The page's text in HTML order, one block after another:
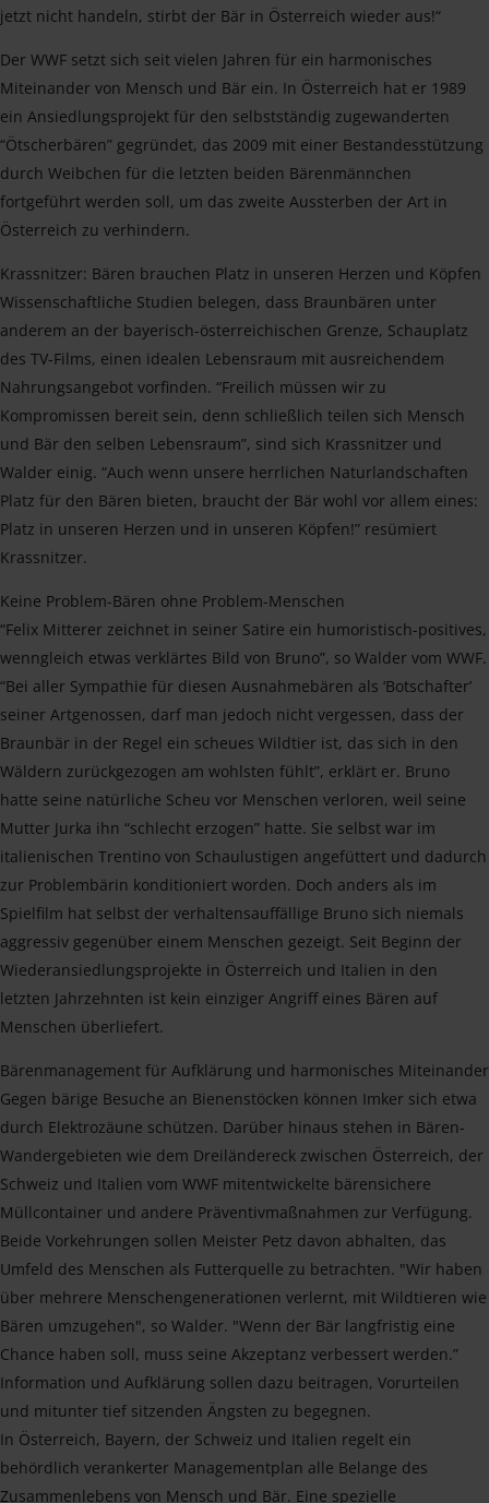
jetzt nicht handeln, stirbt der Bär in Österreich wieder aus!“
Der WWF setzt sich seit vielen Jahren für ein harmonisches
Miteinander von Mensch und Bär ein. In Österreich hat er 1989
ein Ansiedlungsprojekt für den selbstständig zugewanderten
“Ötscherbären” gegründet, das 2009 mit einer Bestandesstützung
durch Weibchen für die letzten beiden Bärenmännchen
fortgeführt werden soll, um das zweite Aussterben der Art in
Österreich zu verhindern.
Krassnitzer: Bären brauchen Platz in unseren Herzen und Köpfen
Wissenschaftliche Studien belegen, dass Braunbären unter
anderem an der bayerisch-österreichischen Grenze, Schauplatz
des TV-Films, einen idealen Lebensraum mit ausreichendem
Nahrungsangebot vorfinden. “Freilich müssen wir zu
Kompromissen bereit sein, denn schließlich teilen sich Mensch
und Bär den selben Lebensraum”, sind sich Krassnitzer und
Walder einig. “Auch wenn unsere herrlichen Naturlandschaften
Platz für den Bären bieten, braucht der Bär wohl vor allem eines:
Platz in unseren Herzen und in unseren Köpfen!” resümiert
Krassnitzer.
Keine Problem-Bären ohne Problem-Menschen
“Felix Mitterer zeichnet in seiner Satire ein humoristisch-positives,
wenngleich etwas verklärtes Bild von Bruno”, so Walder vom WWF.
“Bei aller Sympathie für diesen Ausnahmebären als ‘Botschafter’
seiner Artgenossen, darf man jedoch nicht vergessen, dass der
Braunbär in der Regel ein scheues Wildtier ist, das sich in den
Wäldern zurückgezogen am wohlsten fühlt”, erklärt er. Bruno
hatte seine natürliche Scheu vor Menschen verloren, weil seine
Mutter Jurka ihn “schlecht erzogen” hatte. Sie selbst war im
italienischen Trentino von Schaulustigen angefüttert und dadurch
zur Problembärin konditioniert worden. Doch anders als im
Spielfilm hat selbst der verhaltensauffällige Bruno sich niemals
aggressiv gegenüber einem Menschen gezeigt. Seit Beginn der
Wiederansiedlungsprojekte in Österreich und Italien in den
letzten Jahrzehnten ist kein einziger Angriff eines Bären auf
Menschen überliefert.
Bärenmanagement für Aufklärung und harmonisches Miteinander
Gegen bärige Besuche an Bienenstöcken können Imker sich etwa
durch Elektrozäune schützen. Darüber hinaus stehen in Bären-
Wandergebieten wie dem Dreiländereck zwischen Österreich, der
Schweiz und Italien vom WWF mitentwickelte bärensichere
Müllcontainer und andere Präventivmaßnahmen zur Verfügung.
Beide Vorkehrungen sollen Meister Petz davon abhalten, das
Umfeld des Menschen als Futterquelle zu betrachten. "Wir haben
über mehrere Menschengenerationen verlernt, mit Wildtieren wie
Bären umzugehen", so Walder. "Wenn der Bär langfristig eine
Chance haben soll, muss seine Akzeptanz verbessert werden.”
Information und Aufklärung sollen dazu beitragen, Vorurteilen
und mitunter tief sitzenden Ängsten zu begegnen.
In Österreich, Bayern, der Schweiz und Italien regelt ein
behördlich verankerter Managementplan alle Belange des
Zusammenlebens von Mensch und Bär. Eine spezielle